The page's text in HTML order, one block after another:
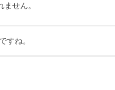
せん。
すね。